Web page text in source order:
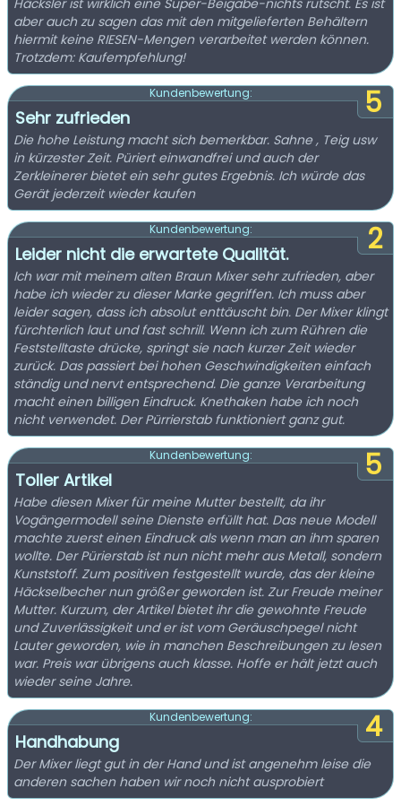
Häcksler ist wirklich eine Super-Beigabe-nichts rutscht. Es ist
aber auch zu sagen das mit den mitgelieferten Behältern
hiermit keine RIESEN-Mengen verarbeitet werden können.
Trotzdem: Kaufempfehlung!
5
Kundenbewertung:
Sehr zufrieden
Die hohe Leistung macht sich bemerkbar. Sahne , Teig usw
in kürzester Zeit. Püriert einwandfrei und auch der
Zerkleinerer bietet ein sehr gutes Ergebnis. Ich würde das
Gerät jederzeit wieder kaufen
2
Kundenbewertung:
Leider nicht die erwartete Qualität.
Ich war mit meinem alten Braun Mixer sehr zufrieden, aber
habe ich wieder zu dieser Marke gegriffen. Ich muss aber
leider sagen, dass ich absolut enttäuscht bin. Der Mixer klingt
fürchterlich laut und fast schrill. Wenn ich zum Rühren die
Feststelltaste drücke, springt sie nach kurzer Zeit wieder
zurück. Das passiert bei hohen Geschwindigkeiten einfach
ständig und nervt entsprechend. Die ganze Verarbeitung
macht einen billigen Eindruck. Knethaken habe ich noch
nicht verwendet. Der Pürrierstab funktioniert ganz gut.
5
Kundenbewertung:
Toller Artikel
Habe diesen Mixer für meine Mutter bestellt, da ihr
Vogängermodell seine Dienste erfüllt hat. Das neue Modell
machte zuerst einen Eindruck als wenn man an ihm sparen
wollte. Der Pürierstab ist nun nicht mehr aus Metall, sondern
Kunststoff. Zum positiven festgestellt wurde, das der kleine
Häckselbecher nun größer geworden ist. Zur Freude meiner
Mutter. Kurzum, der Artikel bietet ihr die gewohnte Freude
und Zuverlässigkeit und er ist vom Geräuschpegel nicht
Lauter geworden, wie in manchen Beschreibungen zu lesen
war. Preis war übrigens auch klasse. Hoffe er hält jetzt auch
wieder seine Jahre.
4
Kundenbewertung:
Handhabung
Der Mixer liegt gut in der Hand und ist angenehm leise die
anderen sachen haben wir noch nicht ausprobiert